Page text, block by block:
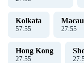
Kolkata
57:56
Macau
27:56
Hong Kong
27:56 27: